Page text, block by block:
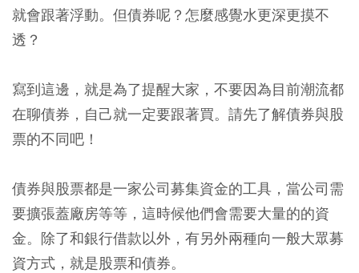
就會跟著浮動。但債券呢？怎麼感覺水更深更摸不
透？
寫到這邊，就是為了提醒大家，不要因為目前潮流都
在聊債券，自己就一定要跟著買。請先了解債券與股
票的不同吧！
債券與股票都是一家公司募集資金的工具，當公司需
要擴張蓋廠房等等，這時候他們會需要大量的的資
金。除了和銀行借款以外，有另外兩種向一般大眾募
資方式，就是股票和債券。